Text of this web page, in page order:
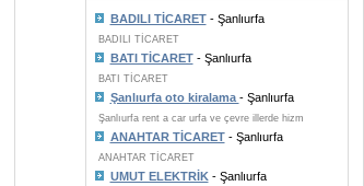
BADILI TİCARET- Şanlıurfa
BADILI TİCARET
BATI TİCARET- Şanlıurfa
BATI TİCARET
Şanlıurfa oto kiralama - Şanlıurfa
Şanlıurfa rent a car urfa ve çevre illerde hizm
ANAHTAR TİCARET- Şanlıurfa
ANAHTAR TİCARET
UMUT ELEKTRİK- Şanlıurfa